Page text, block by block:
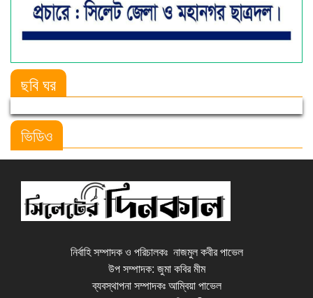
ছবি ঘর
Previous Next
ভিডিও
নির্বাহি সম্পাদক ও পরিচালকঃ নাজমুল কবীর পাভেল
উপ সম্পাদক: জুমা কবির মীম
ব্যবস্থাপনা সম্পাদকঃ আম্বিয়া পাভেল